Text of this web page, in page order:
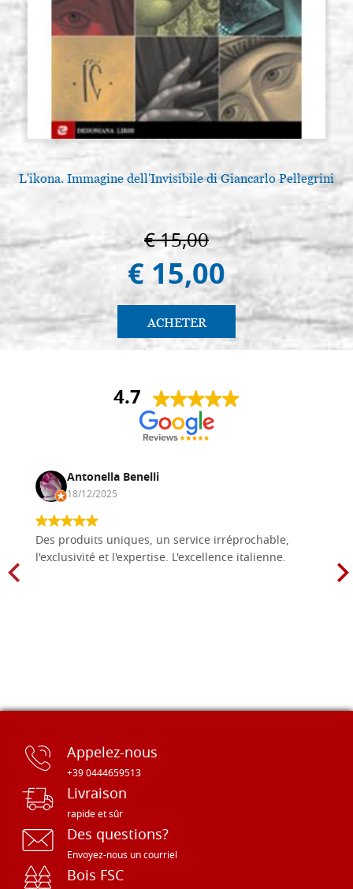
L'ikona. Immagine dell'Invisibile di Giancarlo Pellegrini
€ 15,00
€ 15,00
ACHETER
4.7
Antonella Benelli
18/12/2025
Des produits uniques, un service irréprochable,
l'exclusivité et l'expertise. L'excellence italienne.
Appelez-nous
+39 0444659513
Livraison
rapide et sûr
Des questions?
Envoyez-nous un courriel
Bois FSC